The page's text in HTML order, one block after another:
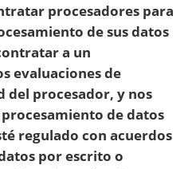
procesadores para
de sus datos
a un
evaluaciones de
del procesador, y nos
de datos
regulado con acuerdos
por escrito o